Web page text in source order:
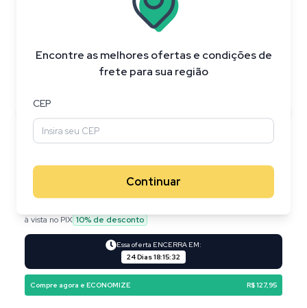
Encontre as melhores ofertas e condições de
frete para sua região
CEP
Continuar
R$ 626,95
à vista no PIX 10% de desconto
Essa oferta ENCERRA EM:
24 Dias 18:15:31
Compre agora e ECONOMIZE R$ 127,95